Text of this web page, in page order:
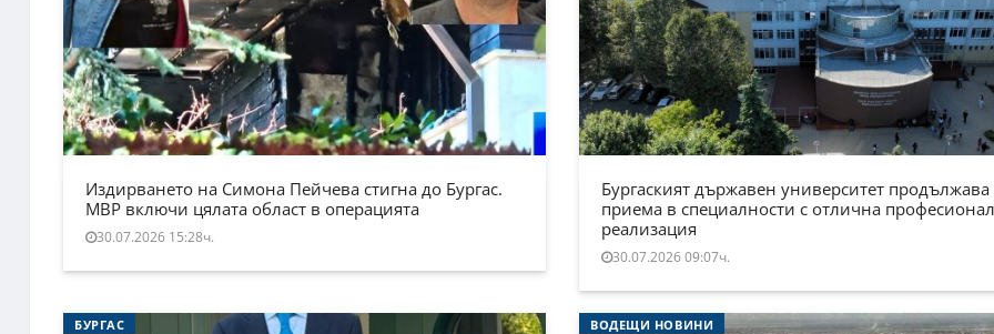
Издирването на Симона Пейчева стигна до Бургас.
МВР включи цялата област в операцията
30.07.2026 15:28ч.
Бургаският държавен университет продължава
приема в специалности с отлична
реализация
30.07.2026 09:07ч.
БУРГАС ВОДЕЩИ НОВИНИ